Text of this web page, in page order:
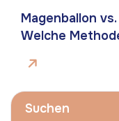
Magenballon
Welche
Suchen